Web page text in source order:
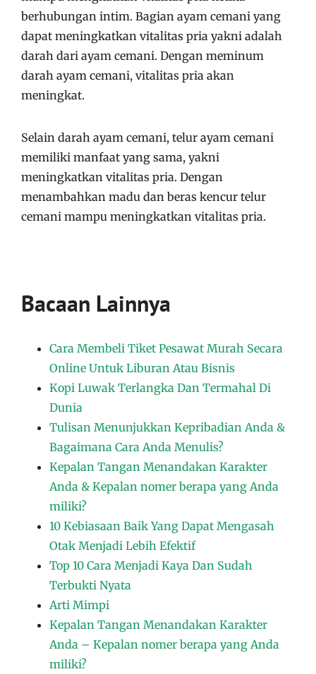
berhubungan intim. Bagian ayam cemani yang
dapat meningkatkan vitalitas pria yakni adalah
darah dari ayam cemani. Dengan meminum
darah ayam cemani, vitalitas pria akan
meningkat.
Selain darah ayam cemani, telur ayam cemani
memiliki manfaat yang sama, yakni
meningkatkan vitalitas pria. Dengan
menambahkan madu dan beras kencur telur
cemani mampu meningkatkan vitalitas pria.
Bacaan Lainnya
Cara Membeli Tiket Pesawat Murah Secara
Online Untuk Liburan Atau Bisnis
Kopi Luwak Terlangka Dan Termahal Di
Dunia
Tulisan Menunjukkan Kepribadian Anda &
Bagaimana Cara Anda Menulis?
Kepalan Tangan Menandakan Karakter
Anda & Kepalan nomer berapa yang Anda
miliki?
10 Kebiasaan Baik Yang Dapat Mengasah
Otak Menjadi Lebih Efektif
Top 10 Cara Menjadi Kaya Dan Sudah
Terbukti Nyata
Arti Mimpi
Kepalan Tangan Menandakan Karakter
Anda – Kepalan nomer berapa yang Anda
miliki?